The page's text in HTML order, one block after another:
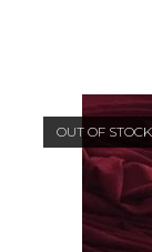
OUT OF STOCK